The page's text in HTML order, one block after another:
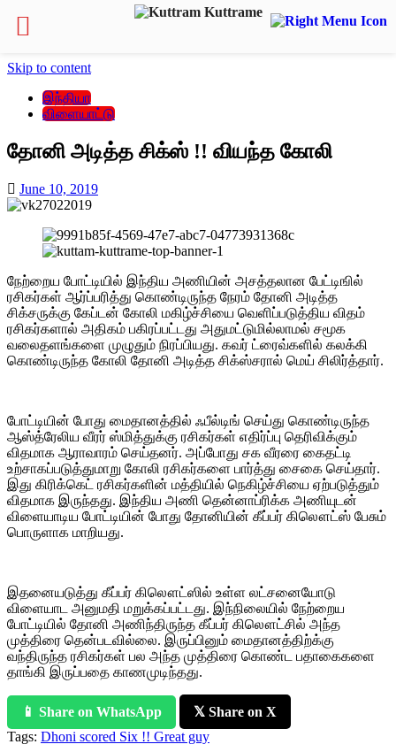
Skip to content
இந்தியா
விளையாட்டு
தோனி அடித்த சிக்ஸ் !! வியந்த கோலி
June 10, 2019
நேற்றைய போட்டியில் இந்திய அணியின் அசத்தலான பேட்டிஙில்
ரசிகர்கள் ஆர்ப்பரித்து கொண்டிருந்த நேரம் தோனி அடித்த
சிக்சருக்கு கேப்டன் கோலி மகிழ்ச்சியை வெளிப்படுத்திய விதம்
ரசிகர்களால் அதிகம் பகிரப்பட்டது அதுமட்டுமில்லாமல் சமூக
வலைதளங்களை முழுதும் நிரப்பியது. கவர் ட்ரைவ்களில் கலக்கி
கொண்டிருந்த கோலி தோனி அடித்த சிக்ஸ்சரால் மெய் சிலிர்த்தார்.
போட்டியின் போது மைதானத்தில் ஃபீல்டிங் செய்து கொண்டிருந்த
ஆஸ்த்ரேலிய வீரர் ஸ்மித்துக்கு ரசிகர்கள் எதிர்ப்பு தெரிவிக்கும்
விதமாக ஆராவாரம் செய்தனர். அப்போது சக வீரரை கைதட்டி
உற்சாகப்படுத்துமாறு கோலி ரசிகர்களை பார்த்து சைகை செய்தார்.
இது கிரிக்கெட் ரசிகர்களின் மத்தியில் நெகிழ்ச்சியை ஏற்படுத்தும்
விதமாக இருந்தது. இந்திய அணி தென்னாப்ரிக்க அணியுடன்
விளையாடிய போட்டியி‌ன் போது தோனியின் கீப்பர் கிலௌட்ஸ் பேசும்
பொருளாக மாறியது.
இதனையடுத்து கீப்பர் கிலௌட்ஸில் உள்ள லட்சனையோடு
விளையாட அனுமதி மறுக்கப்பட்டது. இந்நிலையில் நேற்றைய
போட்டியில் தோனி அணிந்திருந்த கீப்பர் கிலௌட்சில் அந்த
முத்திரை தென்படவில்லை. இருப்பினும் மைதானத்திற்க்கு
வந்திருந்த ரசிகர்கள் பல அந்த முத்திரை கொண்ட பதாகைகளை
தாங்கி இருப்பதை காணமுடிந்தது.
📱 Share on WhatsApp
𝕏 Share on X
Tags: Dhoni scored Six !! Great guy